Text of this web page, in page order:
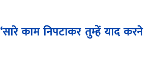
‘सारे काम निपटाकर तुम्हें याद करने